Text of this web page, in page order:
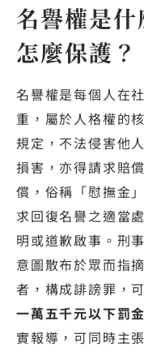
名譽權是
怎麼保護？
名譽權是每個人在
重，屬於人格權的
規定，不法侵害他
損害，亦得請求賠
償，俗稱「慰撫金
求回復名譽之適當
明或道歉啟事。刑
意圖散布於眾而指
者，構成誹謗罪，
一萬五千元以下罰金
實報導，可同時主